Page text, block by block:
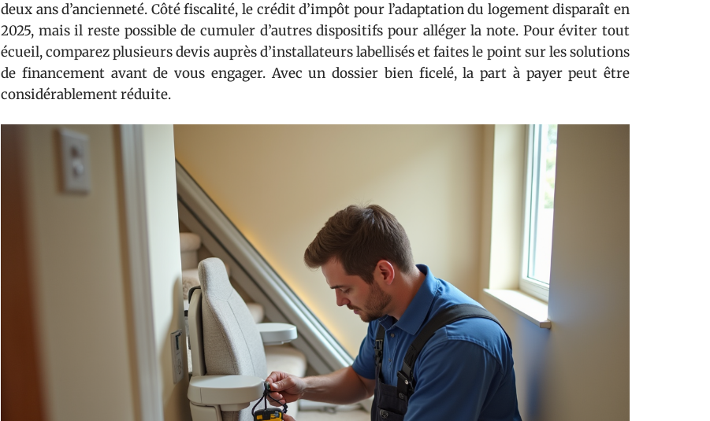
deux ans d’ancienneté. Côté fiscalité, le crédit d’impôt pour l’adaptation du logement disparaît en
2025, mais il reste possible de cumuler d’autres dispositifs pour alléger la note. Pour éviter tout
écueil, comparez plusieurs devis auprès d’installateurs labellisés et faites le point sur les solutions
de financement avant de vous engager. Avec un dossier bien ficelé, la part à payer peut être
considérablement réduite.